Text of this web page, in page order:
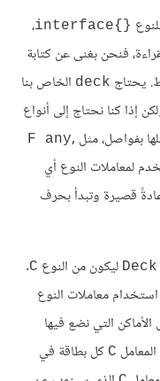
{}interface
،
فنحن بغنى عن كتابة
يحتاج deck الخاص بنا
إذا كنا نحتاج إلى أنواع
بفواصل، مثل F any,
لمعاملات النوع أي
قصيرة وتبدأ بحرف
Deck ليكون من النوع C
.
معاملات النوع
التي نضع فيها
C كل بطاقة في